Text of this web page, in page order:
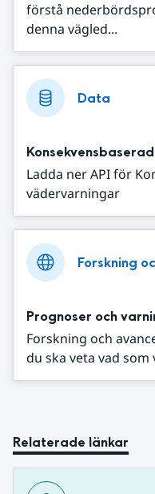
förstå
denna vägled...
Data
Ladda ner API för
vädervarningar
Forskning
Prognoser och
Forskning och
du ska veta vad som
Relaterade länkar